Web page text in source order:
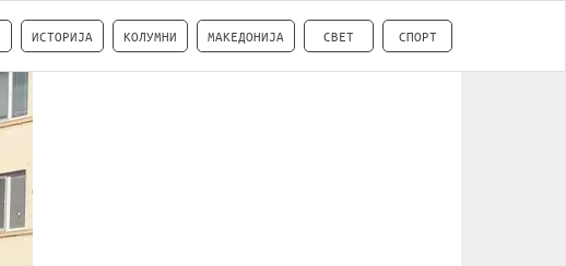
ИСТОРИЈА КОЛУМНИ МАКЕДОНИЈА СВЕТ СПОРТ